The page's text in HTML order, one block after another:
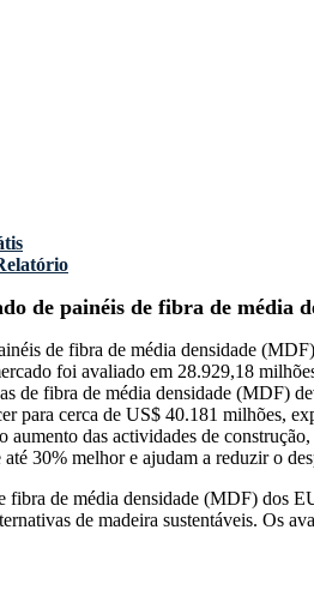
de painéis de fibra de média
de fibra de média densidade
foi avaliado em 28.929,18
de fibra de média densidade (MDF)
para cerca de US$ 40.181 milhões,
aumento das actividades de
30% melhor e ajudam a reduzir o
fibra de média densidade (MDF) dos
de madeira sustentáveis. Os